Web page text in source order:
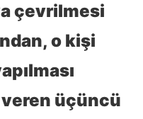
çevrilmesi
o kişi
üçüncü